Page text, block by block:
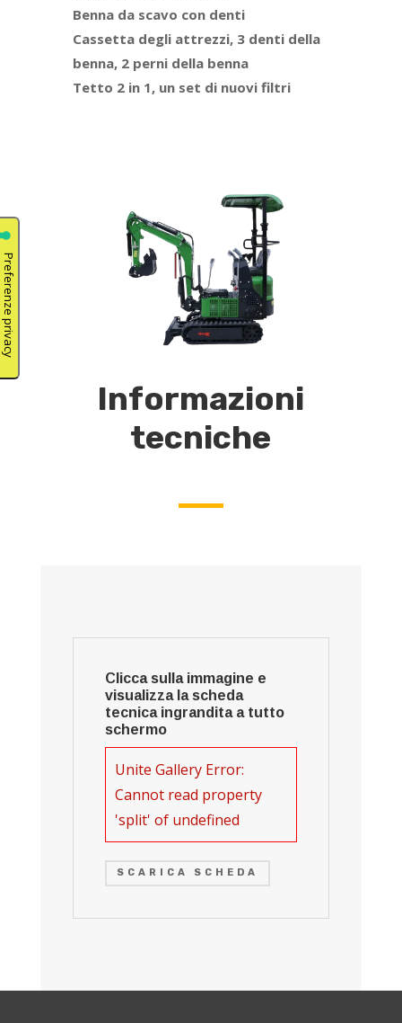
Benna da scavo con denti
Cassetta degli attrezzi, 3 denti della
benna, 2 perni della benna
Tetto 2 in 1, un set di nuovi filtri
Informazioni
tecniche
Clicca sulla immagine e
visualizza la scheda
tecnica ingrandita a tutto
schermo
Unite Gallery Error:
Cannot read property
'split' of undefined
SCARICA SCHEDA